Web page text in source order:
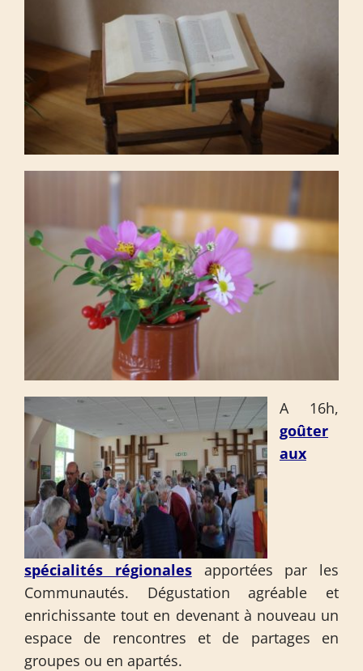
A 16h,
goûter
aux
spécialités régionalesapportées par les
Communautés. Dégustation agréable et
enrichissante tout en devenant à nouveau un
espace de rencontres et de partages en
groupes ou en apartés.